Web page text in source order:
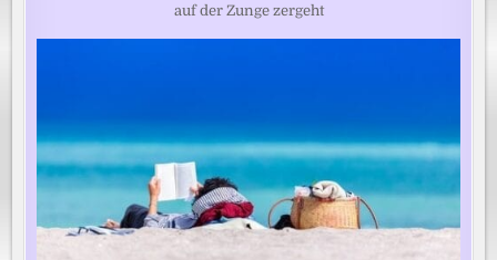
auf der Zunge zergeht